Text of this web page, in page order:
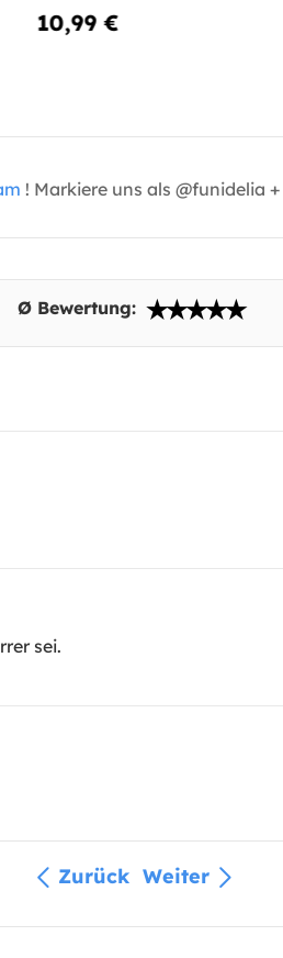
10,99 €
! Markiere uns als @funidelia +
Ø Bewertung:
sei.
Zurück Weiter